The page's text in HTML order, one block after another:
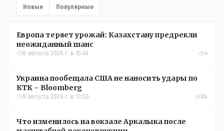
Новые Популярные
Европа теряет урожай: Казахстану предрекли
неожиданный шанс
8 августа 2026 г. в 15:45 4
Украина пообещала США не наносить удары по
КТК – Bloomberg
8 августа 2026 г. в 13:50 84
Что изменилось на вокзале Аркалыка после